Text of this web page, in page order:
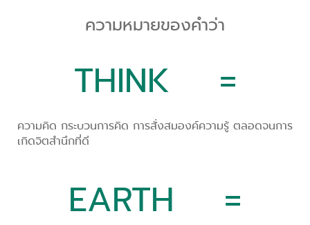
ความหมายของคำว่า
THINK =
ความคิด กระบวนการคิด การสั่งสมองค์ความรู้ ตลอดจนการ
เกิดจิตสำนึกที่ดี
EARTH =